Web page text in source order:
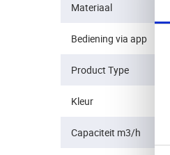
Materiaal
Bediening via app
Product Type
Kleur
Capaciteit m3/h